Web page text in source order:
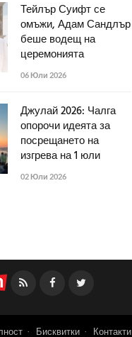
Тейлър Суифт се
омъжи, Адам Сандлър
беше водещ на
церемонията
06 Юли 2026
Джулай 2026: Чалга
опорочи идеята за
посрещането на
изгрева на 1 юли
02 Юли 2026
Facebook
Бисквитки Контакти